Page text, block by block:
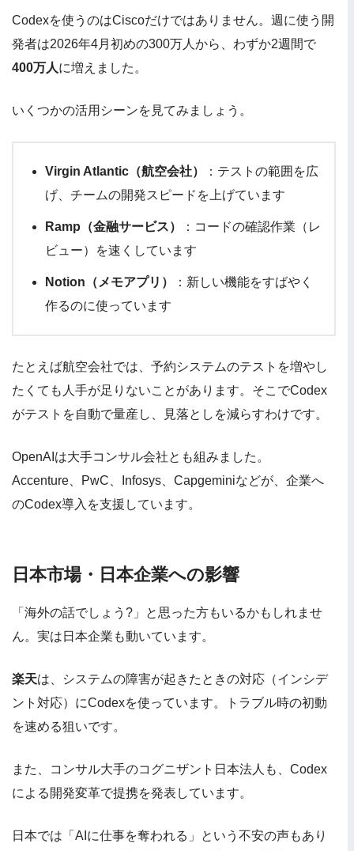
Codexを使うのはCiscoだけではありません。週に使う開
発者は2026年4月初めの300万人から、わずか2週間で
400万人に増えました。
いくつかの活用シーンを見てみましょう。
Virgin Atlantic（航空会社）
：テストの範囲を広
げ、チームの開発スピードを上げています
Ramp（金融サービス）
：コードの確認作業（レ
ビュー）を速くしています
Notion（メモアプリ）
：新しい機能をすばやく
作るのに使っています
たとえば航空会社では、予約システムのテストを増やし
たくても人手が足りないことがあります。そこでCodex
がテストを自動で量産し、見落としを減らすわけです。
OpenAIは大手コンサル会社とも組みました。
Accenture、PwC、Infosys、Capgeminiなどが、企業へ
のCodex導入を支援しています。
日本市場・日本企業への影響
「海外の話でしょう?」と思った方もいるかもしれませ
ん。実は日本企業も動いています。
楽天は、システムの障害が起きたときの対応（インシデ
ント対応）にCodexを使っています。トラブル時の初動
を速める狙いです。
また、コンサル大手のコグニザント日本法人も、Codex
による開発変革で提携を発表しています。
日本では「AIに仕事を奪われる」という不安の声もあり